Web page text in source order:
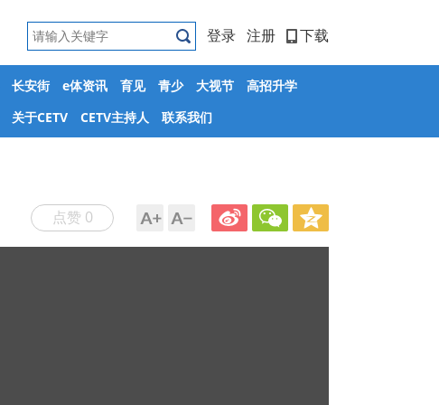
登录 注册 下载
长安街 e体资讯 育见 青少 大视节
高招升学
关于CETV CETV主持人 联系我们
点赞 0